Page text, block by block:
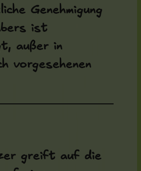
Genehmigung
ist
außer in
vorgesehenen
greift auf die